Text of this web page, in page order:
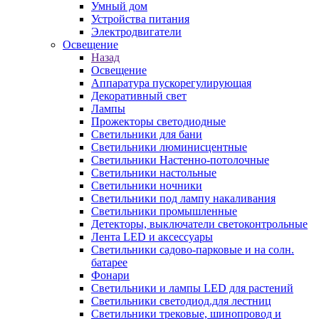
Умный дом
Устройства питания
Электродвигатели
Освещение
Назад
Освещение
Аппаратура пускорегулирующая
Декоративный свет
Лампы
Прожекторы светодиодные
Светильники для бани
Светильники люминисцентные
Светильники Настенно-потолочные
Светильники настольные
Светильники ночники
Светильники под лампу накаливания
Светильники промышленные
Детекторы, выключатели светоконтрольные
Лента LED и аксессуары
Светильники садово-парковые и на солн.
батарее
Фонари
Светильники и лампы LED для растений
Светильники светодиод.для лестниц
Светильники трековые, шинопровод и